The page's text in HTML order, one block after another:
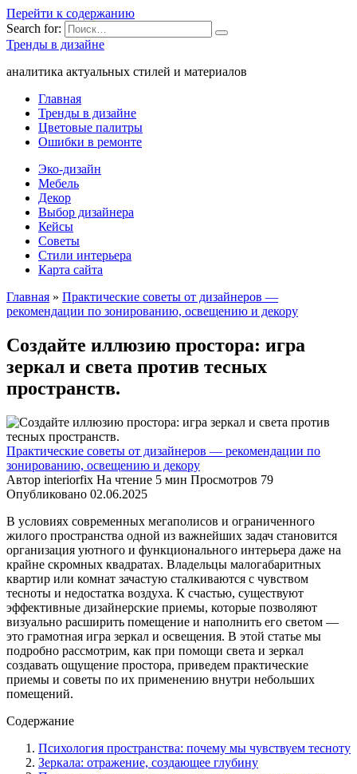
Перейти к содержанию
Search for:
Тренды в дизайне
аналитика актуальных стилей и материалов
Главная
Тренды в дизайне
Цветовые палитры
Ошибки в ремонте
Эко-дизайн
Мебель
Декор
Выбор дизайнера
Кейсы
Советы
Стили интерьера
Карта сайта
Главная » Практические советы от дизайнеров —
рекомендации по зонированию, освещению и декору
Создайте иллюзию простора: игра
зеркал и света против тесных
пространств.
Практические советы от дизайнеров — рекомендации по
зонированию, освещению и декору
Автор interiorfix На чтение 5 мин Просмотров 79
Опубликовано 02.06.2025
В условиях современных мегаполисов и ограниченного
жилого пространства одной из важнейших задач становится
организация уютного и функционального интерьера даже на
крайне скромных квадратах. Владельцы малогабаритных
квартир или комнат зачастую сталкиваются с чувством
тесноты и недостатка воздуха. К счастью, существуют
эффективные дизайнерские приемы, которые позволяют
визуально расширить помещение и наполнить его светом —
это грамотная игра зеркал и освещения. В этой статье мы
подробно рассмотрим, как при помощи света и зеркал
создавать ощущение простора, приведем практические
приемы и советы по их применению внутри небольших
помещений.
Содержание
Психология пространства: почему мы чувствуем тесноту
Зеркала: отражение, создающее глубину